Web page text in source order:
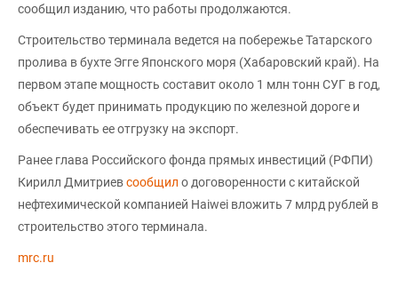
сообщил изданию, что работы продолжаются.
Строительство терминала ведется на побережье Татарского
пролива в бухте Эгге Японского моря (Хабаровский край). На
первом этапе мощность составит около 1 млн тонн СУГ в год,
объект будет принимать продукцию по железной дороге и
обеспечивать ее отгрузку на экспорт.
Ранее глава Российского фонда прямых инвестиций (РФПИ)
Кирилл Дмитриевсообщил о договоренности с китайской
нефтехимической компанией Haiwei вложить 7 млрд рублей в
строительство этого терминала.
mrc.ru